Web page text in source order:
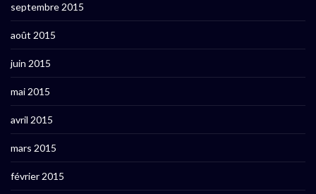
septembre 2015
août 2015
juin 2015
mai 2015
avril 2015
mars 2015
février 2015